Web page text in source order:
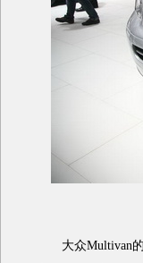
大众Multivan的